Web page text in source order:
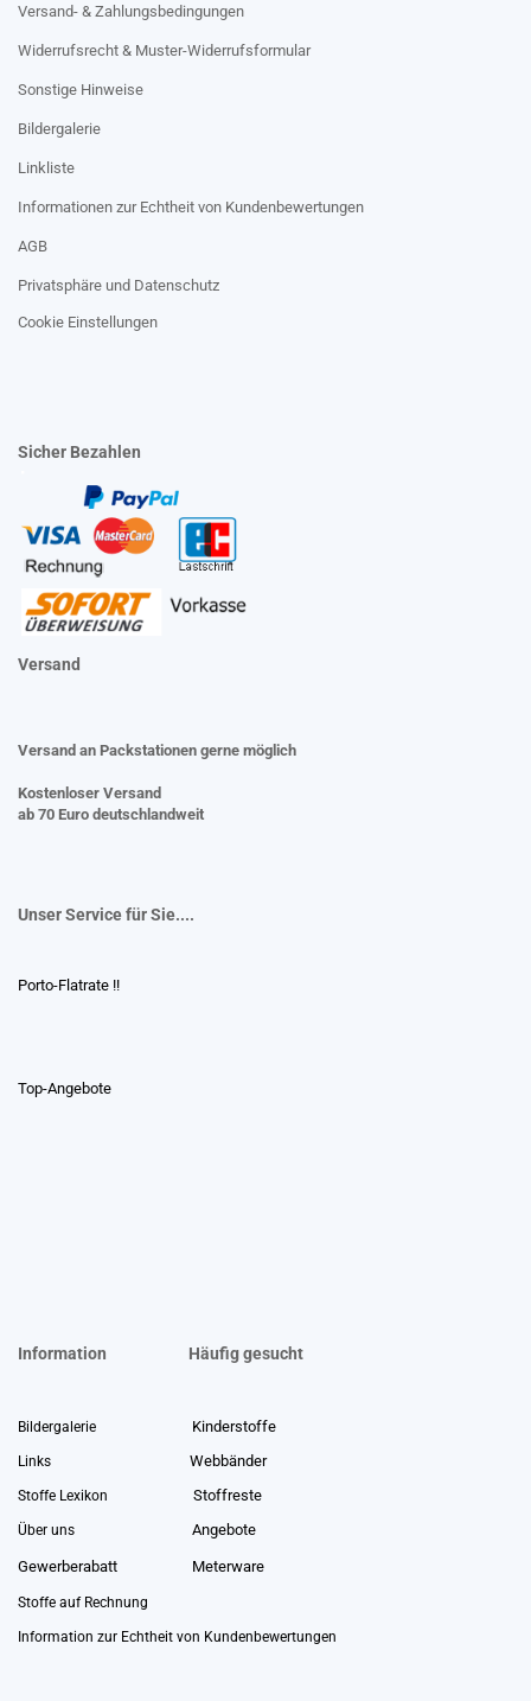
Versand- & Zahlungsbedingungen
Widerrufsrecht & Muster-Widerrufsformular
Sonstige Hinweise
Bildergalerie
Linkliste
Informationen zur Echtheit von Kundenbewertungen
AGB
Privatsphäre und Datenschutz
Cookie Einstellungen
Sicher Bezahlen
Versand
Versand an Packstationen gerne möglich
Kostenloser Versand
ab 70 Euro deutschlandweit
Unser Service für Sie....
Porto-Flatrate !!
Top-Angebote
Information Häufig gesucht
Bildergalerie Kinderstoffe
Links Webbänder
Stoffe Lexikon Stoffreste
Über uns Angebote
Gewerberabatt Meterware
Stoffe auf Rechnung
Information zur Echtheit von Kundenbewertungen